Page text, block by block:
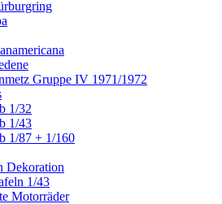
Gruppe IV 1971/1972
1/32
1/43
1/87 + 1/160
Dekoration
1/43
Motorräder